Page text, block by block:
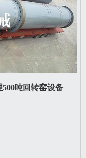
吨回转窑设备